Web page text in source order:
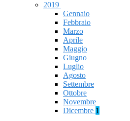
2019
Gennaio
Febbraio
Marzo
Aprile
Maggio
Giugno
Luglio
Agosto
Settembre
Ottobre
Novembre
Dicembre 1